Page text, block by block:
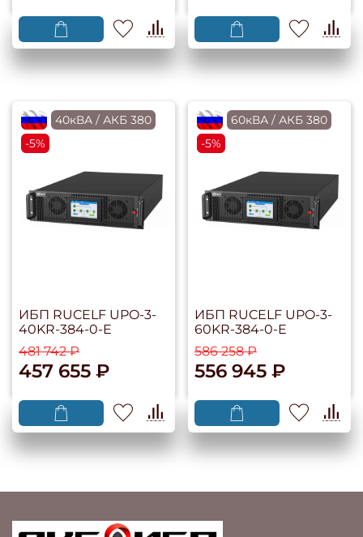
flagRU40кВА / АКБ 380
-5%
ИБП RUCELF UPO-3-
40KR-384-0-E
481 742 ₽
457 655 ₽
flagRU60кВА / АКБ 380
-5%
ИБП RUCELF UPO-3-
60KR-384-0-E
586 258 ₽
556 945 ₽